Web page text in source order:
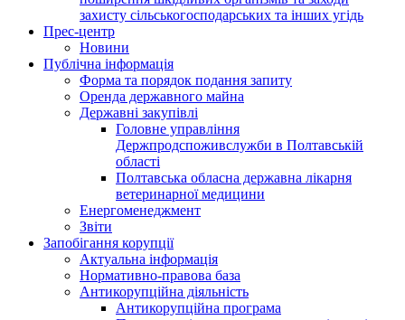
захисту сільськогосподарських та інших угідь
Прес-центр
Новини
Публічна інформація
Форма та порядок подання запиту
Оренда державного майна
Державні закупівлі
Головне управління
Держпродспоживслужби в Полтавській
області
Полтавська обласна державна лікарня
ветеринарної медицини
Енергоменеджмент
Звіти
Запобігання корупції
Актуальна інформація
Нормативно-правова база
Антикорупційна діяльність
Антикорупційна програма